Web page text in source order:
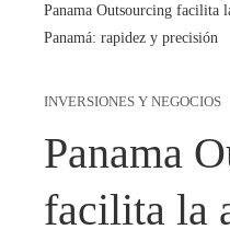
Panama Outsourcing facilita
Panamá: rapidez y precisión
INVERSIONES Y NEGOCIOS
Panama
facilita la